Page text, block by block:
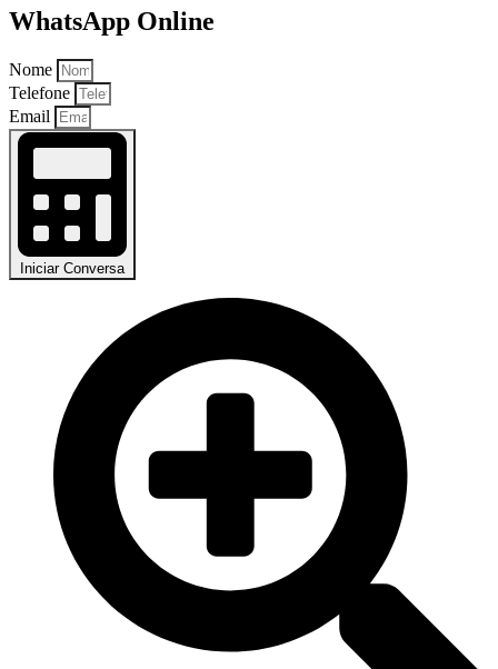
WhatsApp Online
Nome
Telefone
Email
Iniciar Conversa